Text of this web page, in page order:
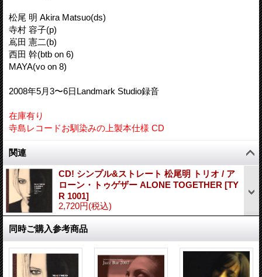
松尾 明 Akira Matsuo(ds)
寺村 容子(p)
嶌田 憲二(b)
西田 幹(btb on 6)
MAYA(vo on 8)
2008年5月3〜6日Landmark Studio録音
在庫有り
寺島レコードお馴染みの上製本仕様 CD
関連
CD! シンプル&ストレート 松尾明 トリオ / ア
ローン・トゥゲザー ALONE TOGETHER [TY
R 1001]
2,720円(税込)
同時ご購入参考商品